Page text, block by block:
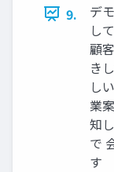
9.
デ
し
顧
き
し
業
知
で
す